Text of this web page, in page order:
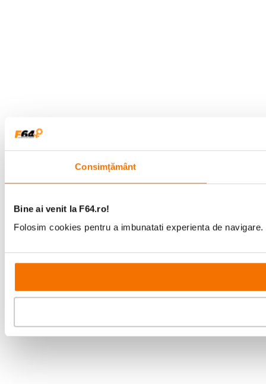
Consimțământ
Bine ai venit la F64.ro!
Folosim cookies pentru a imbunatati experienta de